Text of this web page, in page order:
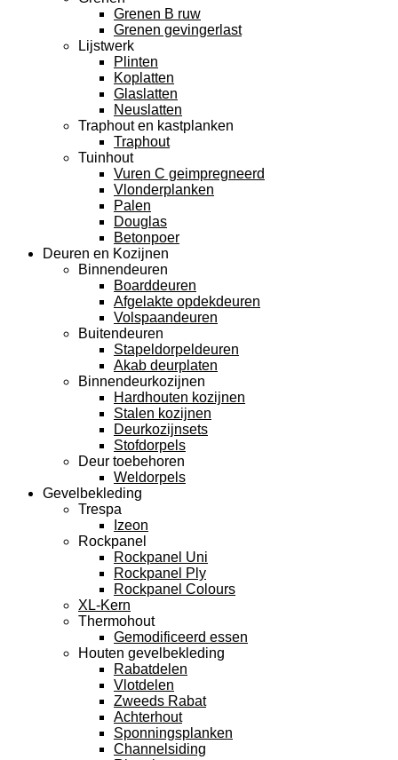
Grenen B ruw
Grenen gevingerlast
Lijstwerk
Plinten
Koplatten
Glaslatten
Neuslatten
Traphout en kastplanken
Traphout
Tuinhout
Vuren C geimpregneerd
Vlonderplanken
Palen
Douglas
Betonpoer
Deuren en Kozijnen
Binnendeuren
Boarddeuren
Afgelakte opdekdeuren
Volspaandeuren
Buitendeuren
Stapeldorpeldeuren
Akab deurplaten
Binnendeurkozijnen
Hardhouten kozijnen
Stalen kozijnen
Deurkozijnsets
Stofdorpels
Deur toebehoren
Weldorpels
Gevelbekleding
Trespa
Izeon
Rockpanel
Rockpanel Uni
Rockpanel Ply
Rockpanel Colours
XL-Kern
Thermohout
Gemodificeerd essen
Houten gevelbekleding
Rabatdelen
Vlotdelen
Zweeds Rabat
Achterhout
Sponningsplanken
Channelsiding